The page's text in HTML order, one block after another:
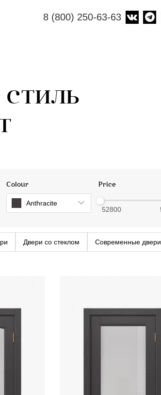
8 (800) 250-63-63
Colour
Anthracite
Price
Двери со стеклом Современные двери